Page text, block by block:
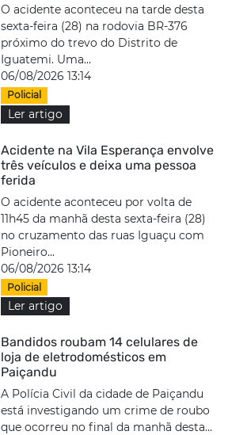
O acidente aconteceu na tarde desta
sexta-feira (28) na rodovia BR-376
próximo do trevo do Distrito de
Iguatemi. Uma...
06/08/2026 13:14
Policial
Ler artigo
Acidente na Vila Esperança envolve
três veículos e deixa uma pessoa
ferida
O acidente aconteceu por volta de
11h45 da manhã desta sexta-feira (28)
no cruzamento das ruas Iguaçu com
Pioneiro...
06/08/2026 13:14
Policial
Ler artigo
Bandidos roubam 14 celulares de
loja de eletrodomésticos em
Paiçandu
A Polícia Civil da cidade de Paiçandu
está investigando um crime de roubo
que ocorreu no final da manhã desta...